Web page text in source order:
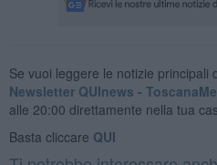
Se vuoi leggere le notizie principali
Newsletter QUInews -
alle 20:00 direttamente nella tua
Basta cliccare QUI